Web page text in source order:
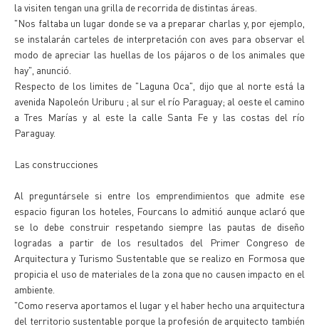
la visiten tengan una grilla de recorrida de distintas áreas.
"Nos faltaba un lugar donde se va a preparar charlas y, por ejemplo,
se instalarán carteles de interpretación con aves para observar el
modo de apreciar las huellas de los pájaros o de los animales que
hay", anunció.
Respecto de los limites de "Laguna Oca", dijo que al norte está la
avenida Napoleón Uriburu ; al sur el río Paraguay; al oeste el camino
a Tres Marías y al este la calle Santa Fe y las costas del río
Paraguay.
Las construcciones
Al preguntársele si entre los emprendimientos que admite ese
espacio figuran los hoteles, Fourcans lo admitió aunque aclaró que
se lo debe construir respetando siempre las pautas de diseño
logradas a partir de los resultados del Primer Congreso de
Arquitectura y Turismo Sustentable que se realizo en Formosa que
propicia el uso de materiales de la zona que no causen impacto en el
ambiente.
"Como reserva aportamos el lugar y el haber hecho una arquitectura
del territorio sustentable porque la profesión de arquitecto también